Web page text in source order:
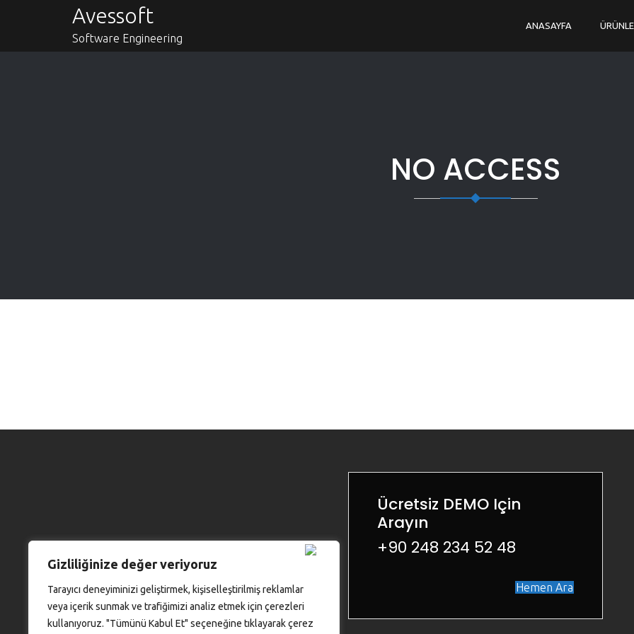
Gizliliğinize değer veriyoruz
Tarayıcı deneyiminizi geliştirmek, kişiselleştirilmiş reklamlar
veya içerik sunmak ve trafiğimizi analiz etmek için çerezleri
kullanıyoruz. "Tümünü Kabul Et" seçeneğine tıklayarak çerez
Avessoft
Software Engineering
ANASAYFA
NO ACCESS
Ücretsiz DEMO Için
Arayın
+90 248 234 52 48
Hemen Ara